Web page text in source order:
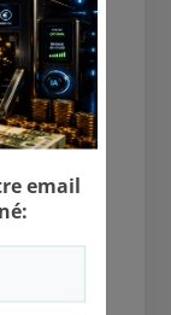
sa propre
et
devenir
et
qu’une